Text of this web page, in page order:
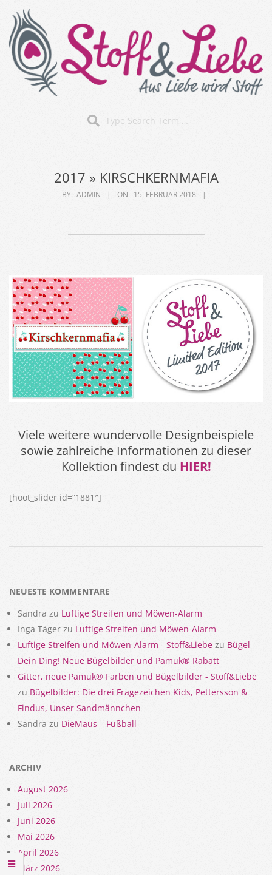
content
Stoff&Liebe
2017 » KIRSCHKERNMAFIA
BY: ADMIN ON: 15. FEBRUAR 2018
Viele weitere wundervolle Designbeispiele
sowie zahlreiche Informationen zu dieser
Kollektion findest du HIER!
[hoot_slider id=“1881″]
NEUESTE KOMMENTARE
Sandra zu Luftige Streifen und Möwen-Alarm
Inga Täger zu Luftige Streifen und Möwen-Alarm
Luftige Streifen und Möwen-Alarm - Stoff&Liebe zu Bügel
Dein Ding! Neue Bügelbilder und Pamuk® Rabatt
Gitter, neue Pamuk® Farben und Bügelbilder - Stoff&Liebe
zu Bügelbilder: Die drei Fragezeichen Kids, Pettersson &
Findus, Unser Sandmännchen
Sandra zu DieMaus – Fußball
ARCHIV
August 2026
Juli 2026
Juni 2026
Mai 2026
April 2026
März 2026